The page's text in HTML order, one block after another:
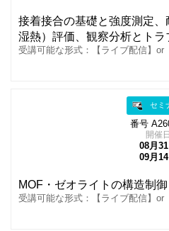
接着接合の基礎と強度測定、
湿熱）評価、観察分析とトラ
受講可能な形式：【ライブ配信】or
セミ
番号
開催日
08月31
09月14
MOF・ゼオライトの構造制
受講可能な形式：【ライブ配信】or